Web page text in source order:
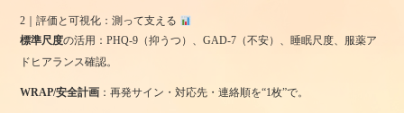
2｜評価と可視化：測って支える
標準尺度の活用：PHQ-9（抑うつ）、GAD-7（不安）、睡眠尺度、服薬ア
ドヒアランス確認。
WRAP/安全計画 ：再発サイン・対応先・連絡順を“1枚”で。